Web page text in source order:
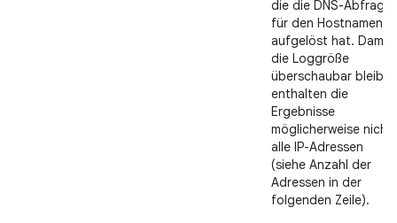
die die DNS-Abfrage
für den Hostnamen
aufgelöst hat. Damit
die Loggröße
überschaubar bleibt,
enthalten die
Ergebnisse
möglicherweise nicht
alle IP-Adressen
(siehe Anzahl der
Adressen in der
folgenden Zeile).